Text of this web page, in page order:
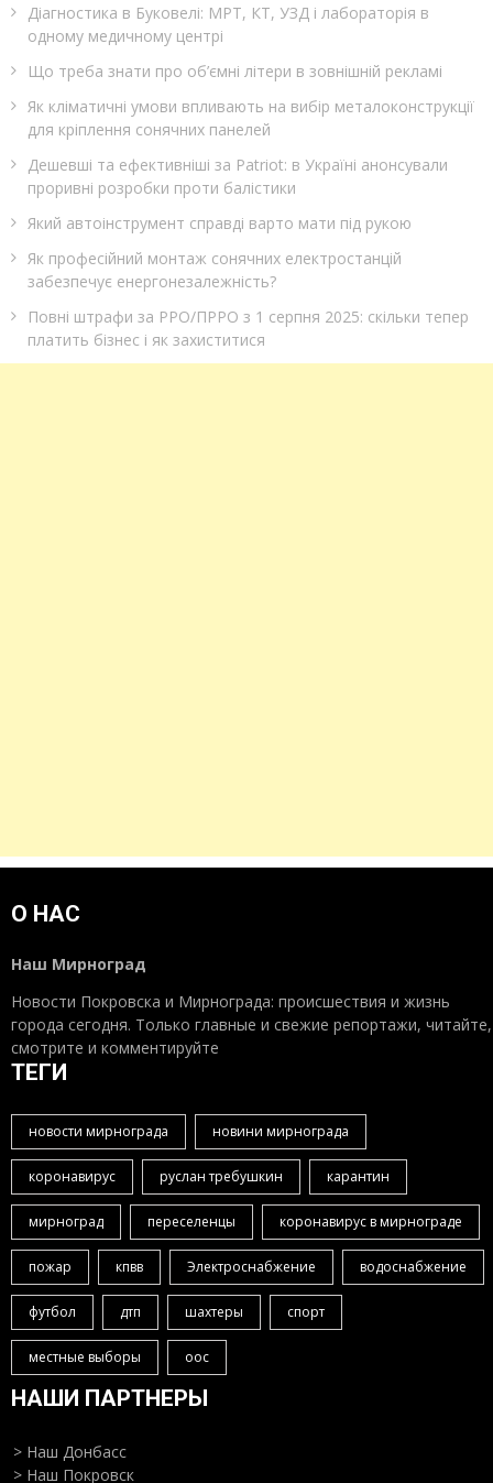
Діагностика в Буковелі: МРТ, КТ, УЗД і лабораторія в
одному медичному центрі
Що треба знати про об’ємні літери в зовнішній рекламі
Як кліматичні умови впливають на вибір металоконструкції
для кріплення сонячних панелей
Дешевші та ефективніші за Patriot: в Україні анонсували
проривні розробки проти балістики
Який автоінструмент справді варто мати під рукою
Як професійний монтаж сонячних електростанцій
забезпечує енергонезалежність?
Повні штрафи за РРО/ПРРО з 1 серпня 2025: скільки тепер
платить бізнес і як захиститися
О НАС
Наш Мирноград
Новости Покровска и Мирнограда: происшествия и жизнь
города сегодня. Только главные и свежие репортажи, читайте,
смотрите и комментируйте
ТЕГИ
новости мирнограда новини мирнограда
коронавирус руслан требушкин карантин
мирноград переселенцы коронавирус в мирнограде
пожар кпвв Электроснабжение водоснабжение
футбол дтп шахтеры спорт
местные выборы оос
НАШИ ПАРТНЕРЫ
> Наш Донбасс
> Наш Покровск